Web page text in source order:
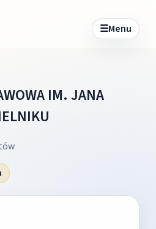
☰Menu
IM. JANA